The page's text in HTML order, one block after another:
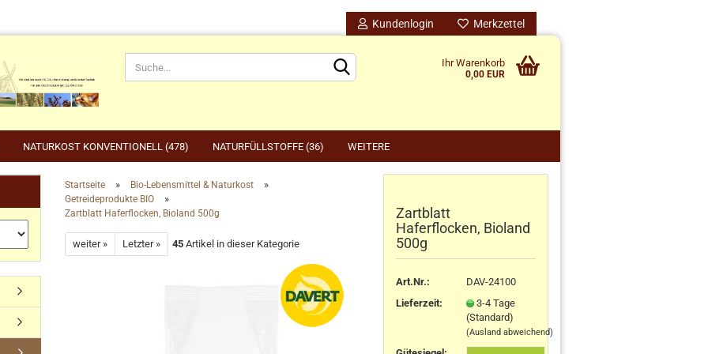
Kundenlogin
Konto erstellen
Passwort vergessen?
Merkzettel
Ihr Warenkorb
0,00 EUR
NATURKOST KONVENTIONELL (478) NATURFÜLLSTOFFE (36) WEITERE
anzeigen
& Winterfütterung
Gartenbedarf anzeigen
Compo
Gardena
Grillen, Grillbedarf, Holzkohle
benido kreativ anzeigen
Utensilos
Startseite » Bio-Lebensmittel & Naturkost »
Getreideprodukte BIO »
Zartblatt Haferflocken, Bioland 500g
weiter » Letzter » 45 Artikel in dieser Kategorie
Zartblatt
Haferflocken, Bioland
500g
Art.Nr.:
DAV-24100
Lieferzeit:
3-4 Tage
(Standard)
(Ausland abweichend)